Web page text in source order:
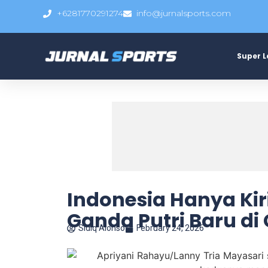
+6281770291274 info@jurnalsports.com
Super
Indonesia Hanya
Ganda Putri Baru di
Sidiq Alonso February 24, 2026